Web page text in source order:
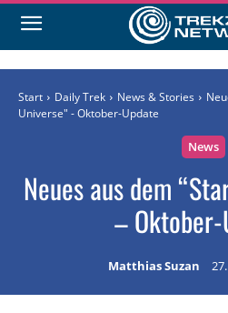
Start Daily Trek News & Stories
Universe" - Oktober-Update
News
Neues aus dem
–
Matthias Suzan